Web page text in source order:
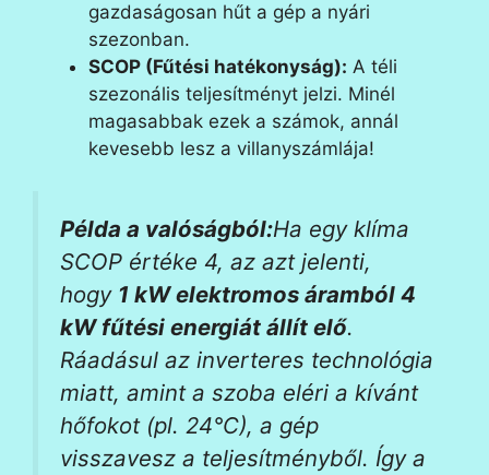
gazdaságosan hűt a gép a nyári
szezonban.
SCOP (Fűtési hatékonyság): A téli
szezonális teljesítményt jelzi. Minél
magasabbak ezek a számok, annál
kevesebb lesz a villanyszámlája!
Példa a valóságból:Ha egy klíma
SCOP értéke 4, az azt jelenti,
hogy 1 kW elektromos áramból 4
kW fűtési energiát állít elő.
Ráadásul az inverteres technológia
miatt, amint a szoba eléri a kívánt
hőfokot (pl. 24°C), a gép
visszavesz a teljesítményből. Így a